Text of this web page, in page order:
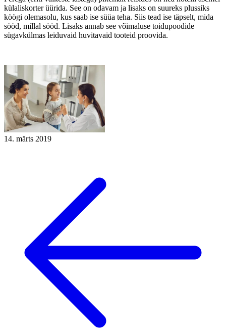
külaliskorter üürida. See on odavam ja lisaks on suureks plussiks
köögi olemasolu, kus saab ise süüa teha. Siis tead ise täpselt, mida
sööd, millal sööd. Lisaks annab see võimaluse toidupoodide
sügavkülmas leiduvaid huvitavaid tooteid proovida.
14. märts 2019